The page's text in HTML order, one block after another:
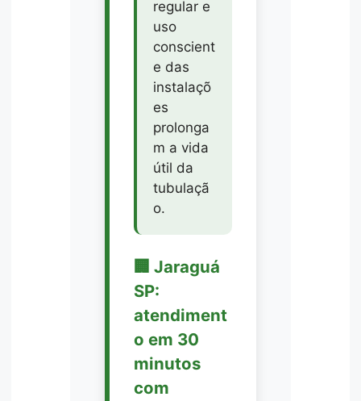
regular e
uso
conscient
e das
instalaçõ
es
prolonga
m a vida
útil da
tubulaçã
o.
🏢 Jaraguá
SP:
atendiment
o em 30
minutos
com